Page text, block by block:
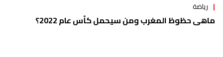
رياضة
ماهي حظوظ المغرب ومن سيحمل كأس عام 2022؟